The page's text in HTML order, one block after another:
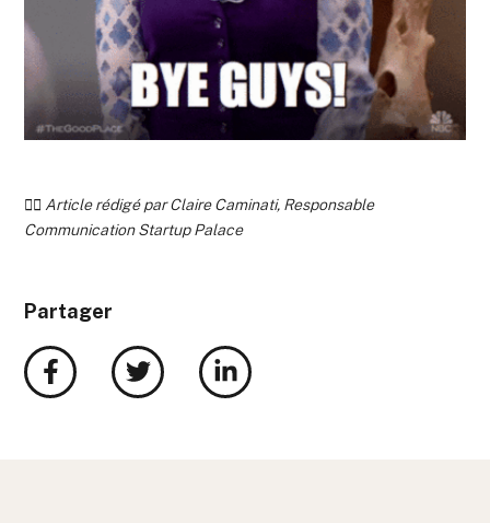
✍🏻 Article rédigé par Claire Caminati, Responsable
Communication Startup Palace
Partager